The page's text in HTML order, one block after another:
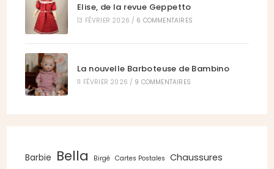
Elise, de la revue Geppetto
13 FÉVRIER 2026 / 6 COMMENTAIRES
La nouvelle Barboteuse de Bambino
11 FÉVRIER 2026 / 9 COMMENTAIRES
Barbie Bella Birgé Cartes Postales Chaussures